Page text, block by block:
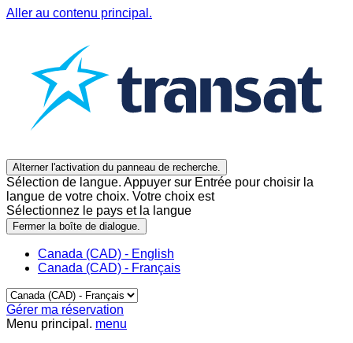
Aller au contenu principal.
Alterner l'activation du panneau de recherche.
Sélection de langue. Appuyer sur Entrée pour choisir la
langue de votre choix. Votre choix est
Sélectionnez le pays et la langue
Fermer la boîte de dialogue.
Canada (CAD) - English
Canada (CAD) - Français
Gérer ma réservation
Menu principal. menu